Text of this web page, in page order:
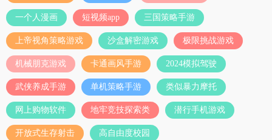
一个人漫画 短视频app 三国策略手游
上帝视角策略游戏 沙盒解密游戏 极限挑战游戏
机械朋克游戏 卡通画风手游 2024模拟驾驶
武侠养成手游 单机策略手游 类似暴力摩托
网上购物软件 地牢竞技探索类 潜行手机游戏
开放式生存射击 高自由度校园